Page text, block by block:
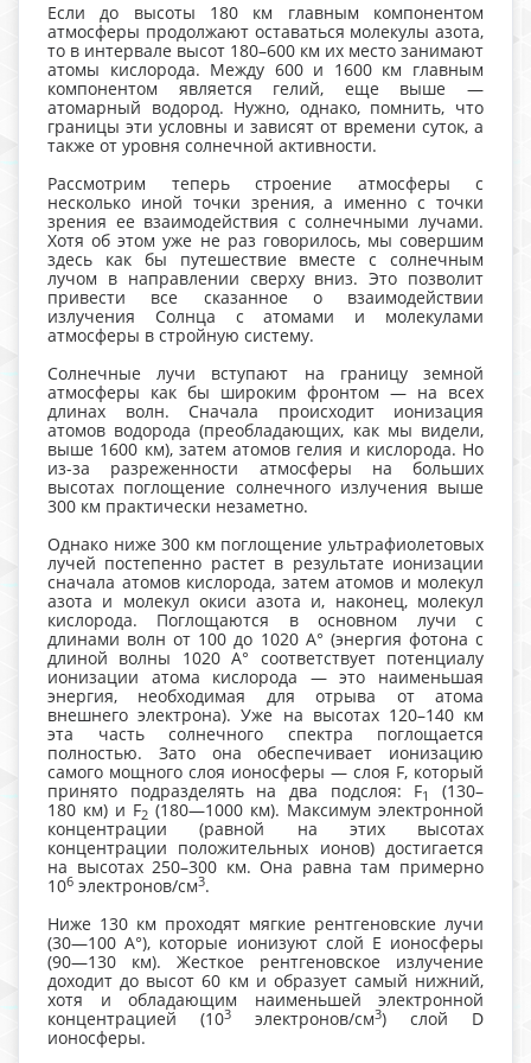
Если до высоты 180 км главным компонентом
атмосферы продолжают оставаться молекулы азота,
то в интервале высот 180–600 км их место занимают
атомы кислорода. Между 600 и 1600 км главным
компонентом является гелий, еще выше —
атомарный водород. Нужно, однако, помнить, что
границы эти условны и зависят от времени суток, а
также от уровня солнечной активности.
Рассмотрим теперь строение атмосферы с
несколько иной точки зрения, а именно с точки
зрения ее взаимодействия с солнечными лучами.
Хотя об этом уже не раз говорилось, мы совершим
здесь как бы путешествие вместе с солнечным
лучом в направлении сверху вниз. Это позволит
привести все сказанное о взаимодействии
излучения Солнца с атомами и молекулами
атмосферы в стройную систему.
Солнечные лучи вступают на границу земной
атмосферы как бы широким фронтом — на всех
длинах волн. Сначала происходит ионизация
атомов водорода (преобладающих, как мы видели,
выше 1600 км), затем атомов гелия и кислорода. Но
из-за разреженности атмосферы на больших
высотах поглощение солнечного излучения выше
300 км практически незаметно.
Однако ниже 300 км поглощение ультрафиолетовых
лучей постепенно растет в результате ионизации
сначала атомов кислорода, затем атомов и молекул
азота и молекул окиси азота и, наконец, молекул
кислорода. Поглощаются в основном лучи с
длинами волн от 100 до 1020 А° (энергия фотона с
длиной волны 1020 А° соответствует потенциалу
ионизации атома кислорода — это наименьшая
энергия, необходимая для отрыва от атома
внешнего электрона). Уже на высотах 120–140 км
эта часть солнечного спектра поглощается
полностью. Зато она обеспечивает ионизацию
самого мощного слоя ионосферы — слоя F, который
принято подразделять на два подслоя: F1
(130–
180 км) и F2 (180—1000 км). Максимум электронной
концентрации (равной на этих высотах
концентрации положительных ионов) достигается
на высотах 250–300 км. Она равна там примерно
106 электронов/см3.
Ниже 130 км проходят мягкие рентгеновские лучи
(30—100 А°), которые ионизуют слой Е ионосферы
(90—130 км). Жесткое рентгеновское излучение
доходит до высот 60 км и образует самый нижний,
хотя и обладающим наименьшей электронной
концентрацией (103 электронов/см3) слой D
ионосферы.